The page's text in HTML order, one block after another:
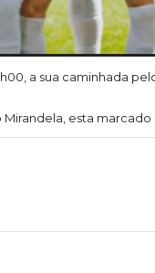
a sua caminhada
esta marcado